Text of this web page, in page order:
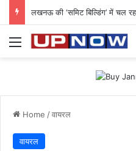
Menu
Home /वायरल
वायरल